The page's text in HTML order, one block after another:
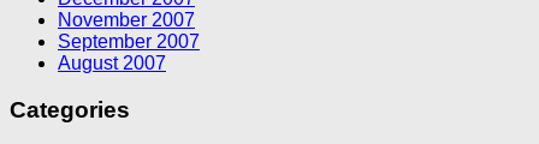
November 2007
September 2007
August 2007
Categories